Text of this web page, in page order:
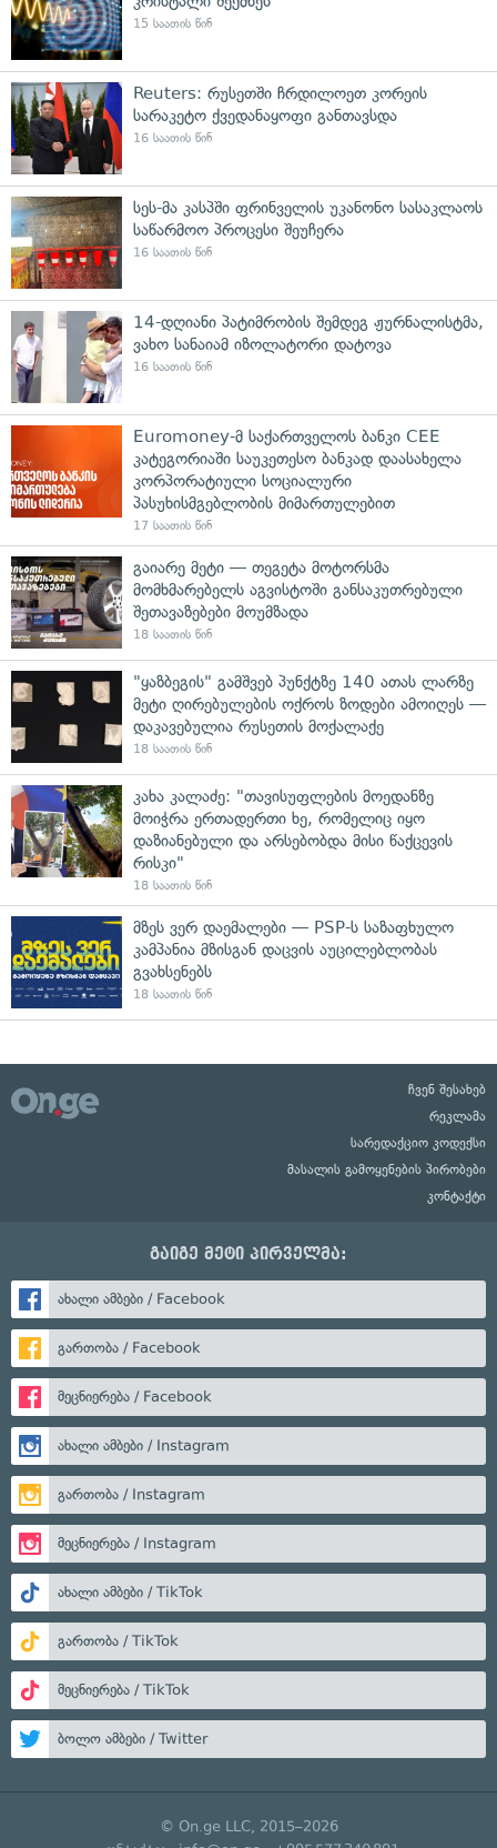
15 საათის წინ
Reuters: რუსეთში ჩრდილოეთ კორეის
სარაკეტო ქვედანაყოფი განთავსდა
16 საათის წინ
სეს-მა კასპში ფრინველის უკანონო სასაკლაოს
საწარმოო პროცესი შეუჩერა
16 საათის წინ
14-დღიანი პატიმრობის შემდეგ ჟურნალისტმა,
ვახო სანაიამ იზოლატორი დატოვა
16 საათის წინ
Euromoney-მ საქართველოს ბანკი CEE
კატეგორიაში საუკეთესო ბანკად დაასახელა
კორპორატიული სოციალური
პასუხისმგებლობის მიმართულებით
17 საათის წინ
გაიარე მეტი — თეგეტა მოტორსმა
მომხმარებელს აგვისტოში განსაკუთრებული
შეთავაზებები მოუმზადა
18 საათის წინ
"ყაზბეგის" გამშვებ პუნქტზე 140 ათას ლარზე
მეტი ღირებულების ოქროს ზოდები ამოიღეს —
დაკავებულია რუსეთის მოქალაქე
18 საათის წინ
კახა კალაძე: "თავისუფლების მოედანზე
მოიჭრა ერთადერთი ხე, რომელიც იყო
დაზიანებული და არსებობდა მისი წაქცევის
რისკი"
18 საათის წინ
მზეს ვერ დაემალები — PSP-ს საზაფხულო
კამპანია მზისგან დაცვის აუცილებლობას
გვახსენებს
18 საათის წინ
ჩვენ შესახებ
რეკლამა
სარედაქციო კოდექსი
მასალის გამოყენების პირობები
კონტაქტი
გაიგე მეტი პირველმა:
ახალი ამბები / Facebook
გართობა / Facebook
მეცნიერება / Facebook
ახალი ამბები / Instagram
გართობა / Instagram
მეცნიერება / Instagram
ახალი ამბები / TikTok
გართობა / TikTok
მეცნიერება / TikTok
ბოლო ამბები / Twitter
© On.ge LLC, 2015–2026